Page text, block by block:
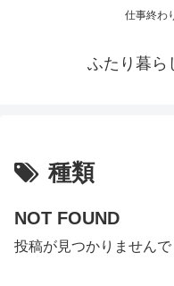
仕事終わ
ふたり暮ら
種類
NOT FOUND
投稿が見つかりませんで